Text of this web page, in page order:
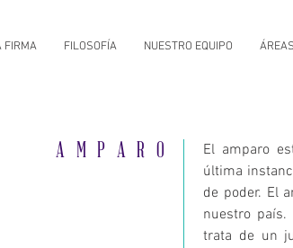
FIRMA FILOSOFÍA NUESTRO EQUIPO
AMPARO
El amparo
última
de poder. El
nuestro país.
trata de un